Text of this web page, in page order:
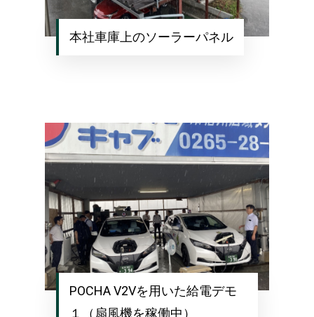
本社車庫上のソーラーパネル
POCHA V2Vを用いた給電デモ
１（扇風機を稼働中）